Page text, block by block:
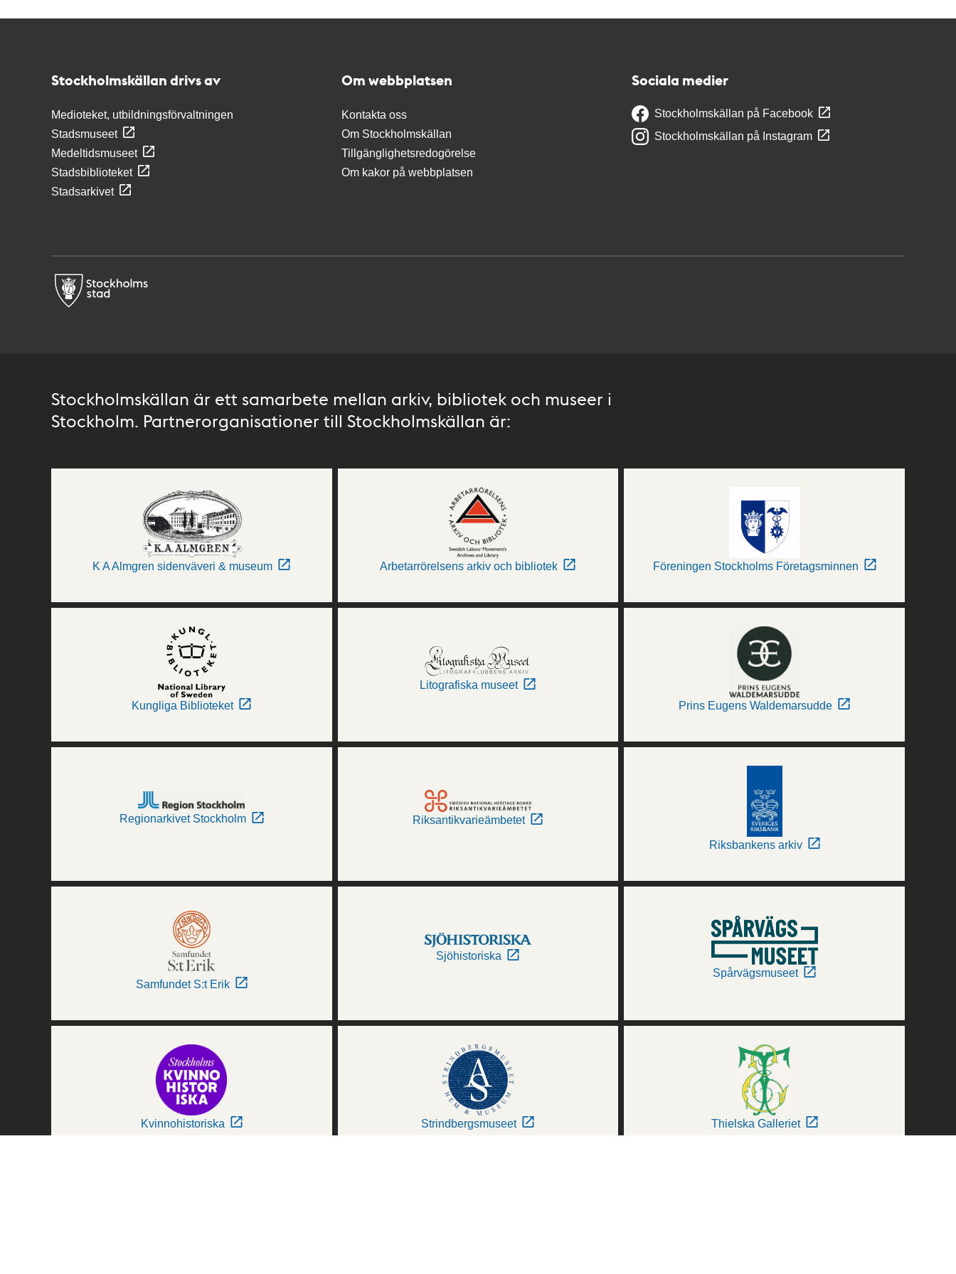
Stockholmskällan drivs av
Medioteket, utbildningsförvaltningen
Stadsmuseet
Medeltidsmuseet
Stadsbiblioteket
Stadsarkivet
Om webbplatsen
Kontakta oss
Om Stockholmskällan
Tillgänglighetsredogörelse
Om kakor på webbplatsen
Sociala medier
Stockholmskällan på Facebook
Stockholmskällan på Instagram
Stockholmskällan är ett samarbete mellan arkiv, bibliotek och museer i
Stockholm. Partnerorganisationer till Stockholmskällan är:
K A Almgren sidenväveri & museum Arbetarrörelsens arkiv och bibliotek Föreningen Stockholms Företagsminnen
Kungliga Biblioteket
Litografiska museet
Prins Eugens Waldemarsudde
Regionarkivet Stockholm Riksantikvarieämbetet
Riksbankens arkiv
Samfundet S:t Erik
Sjöhistoriska
Spårvägsmuseet
Kvinnohistoriska Strindbergsmuseet Thielska Galleriet